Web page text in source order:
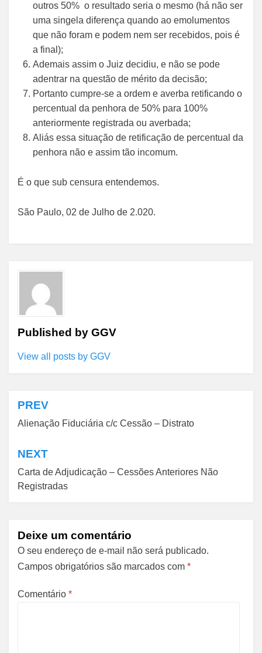
outros 50% o resultado seria o mesmo (há não ser
uma singela diferença quando ao emolumentos
que não foram e podem nem ser recebidos, pois é
a final);
Ademais assim o Juiz decidiu, e não se pode
adentrar na questão de mérito da decisão;
Portanto cumpre-se a ordem e averba retificando o
percentual da penhora de 50% para 100%
anteriormente registrada ou averbada;
Aliás essa situação de retificação de percentual da
penhora não e assim tão incomum.
É o que sub censura entendemos.
São Paulo, 02 de Julho de 2.020.
Published by GGV
View all posts by GGV
Navegação
de
Post
PREV
Alienação Fiduciária c/c Cessão – Distrato
NEXT
Carta de Adjudicação – Cessões Anteriores Não
Registradas
Deixe um comentário
O seu endereço de e-mail não será publicado.
Campos obrigatórios são marcados com *
Comentário *